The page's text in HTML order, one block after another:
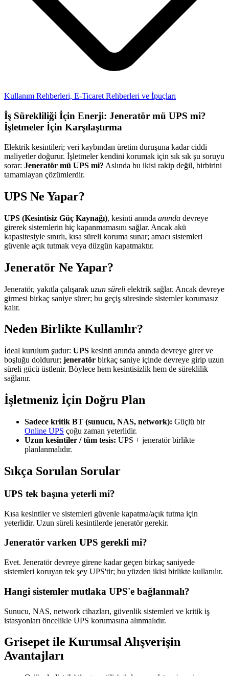
Kullanım Rehberleri, E-Ticaret Rehberleri ve İpuçları
İş Sürekliliği İçin Enerji: Jeneratör mü UPS mi?
İşletmeler İçin Karşılaştırma
Elektrik kesintileri; veri kaybından üretim duruşuna kadar ciddi
maliyetler doğurur. İşletmeler kendini korumak için sık sık şu soruyu
sorar: Jeneratör mü UPS mi? Aslında bu ikisi rakip değil, birbirini
tamamlayan çözümlerdir.
UPS Ne Yapar?
UPS (Kesintisiz Güç Kaynağı), kesinti anında anında devreye
girerek sistemlerin hiç kapanmamasını sağlar. Ancak akü
kapasitesiyle sınırlı, kısa süreli koruma sunar; amacı sistemleri
güvenle açık tutmak veya düzgün kapatmaktır.
Jeneratör Ne Yapar?
Jeneratör, yakıtla çalışarak uzun süreli elektrik sağlar. Ancak devreye
girmesi birkaç saniye sürer; bu geçiş süresinde sistemler korumasız
kalır.
Neden Birlikte Kullanılır?
İdeal kurulum şudur: UPS kesinti anında anında devreye girer ve
boşluğu doldurur; jeneratör birkaç saniye içinde devreye girip uzun
süreli gücü üstlenir. Böylece hem kesintisizlik hem de süreklilik
sağlanır.
İşletmeniz İçin Doğru Plan
Sadece kritik BT (sunucu, NAS, network): Güçlü bir
Online UPS çoğu zaman yeterlidir.
Uzun kesintiler / tüm tesis: UPS + jeneratör birlikte
planlanmalıdır.
Sıkça Sorulan Sorular
UPS tek başına yeterli mi?
Kısa kesintiler ve sistemleri güvenle kapatma/açık tutma için
yeterlidir. Uzun süreli kesintilerde jeneratör gerekir.
Jeneratör varken UPS gerekli mi?
Evet. Jeneratör devreye girene kadar geçen birkaç saniyede
sistemleri koruyan tek şey UPS'tir; bu yüzden ikisi birlikte kullanılır.
Hangi sistemler mutlaka UPS'e bağlanmalı?
Sunucu, NAS, network cihazları, güvenlik sistemleri ve kritik iş
istasyonları öncelikle UPS korumasına alınmalıdır.
Grisepet ile Kurumsal Alışverişin
Avantajları